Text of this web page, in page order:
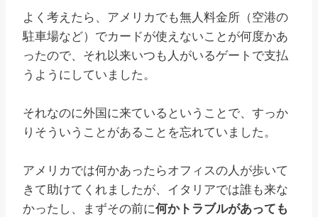
よく考えたら、アメリカでも無人料金所（空港の
駐車場など）でカードが使えないことが何度かあ
ったので、それ以来いつも人がいるゲートで支払
うようにしていました。
それなのに外国に来ているということで、すっか
りそういうことがあることを忘れていました。
アメリカでは何かあったらオフィスの人が歩いて
きて助けてくれましたが、イタリアでは誰も来な
かったし、まずその前に何かトラブルがあっても